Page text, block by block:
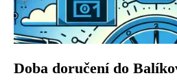
Doba doručení do